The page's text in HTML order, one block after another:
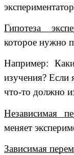
Гипотеза
которое нужно
Например:
изучения? Если
что-то должно
Независимая
меняет
Зависимая